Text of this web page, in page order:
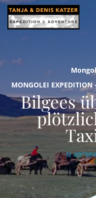
MONGOLEI
Bilgees
N